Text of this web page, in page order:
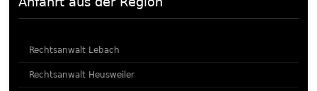
Rechtsanwalt Lebach
Rechtsanwalt Heusweiler